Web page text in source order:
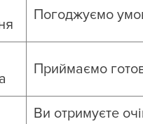
Погоджуємо
Приймаємо
Ви отримуєте